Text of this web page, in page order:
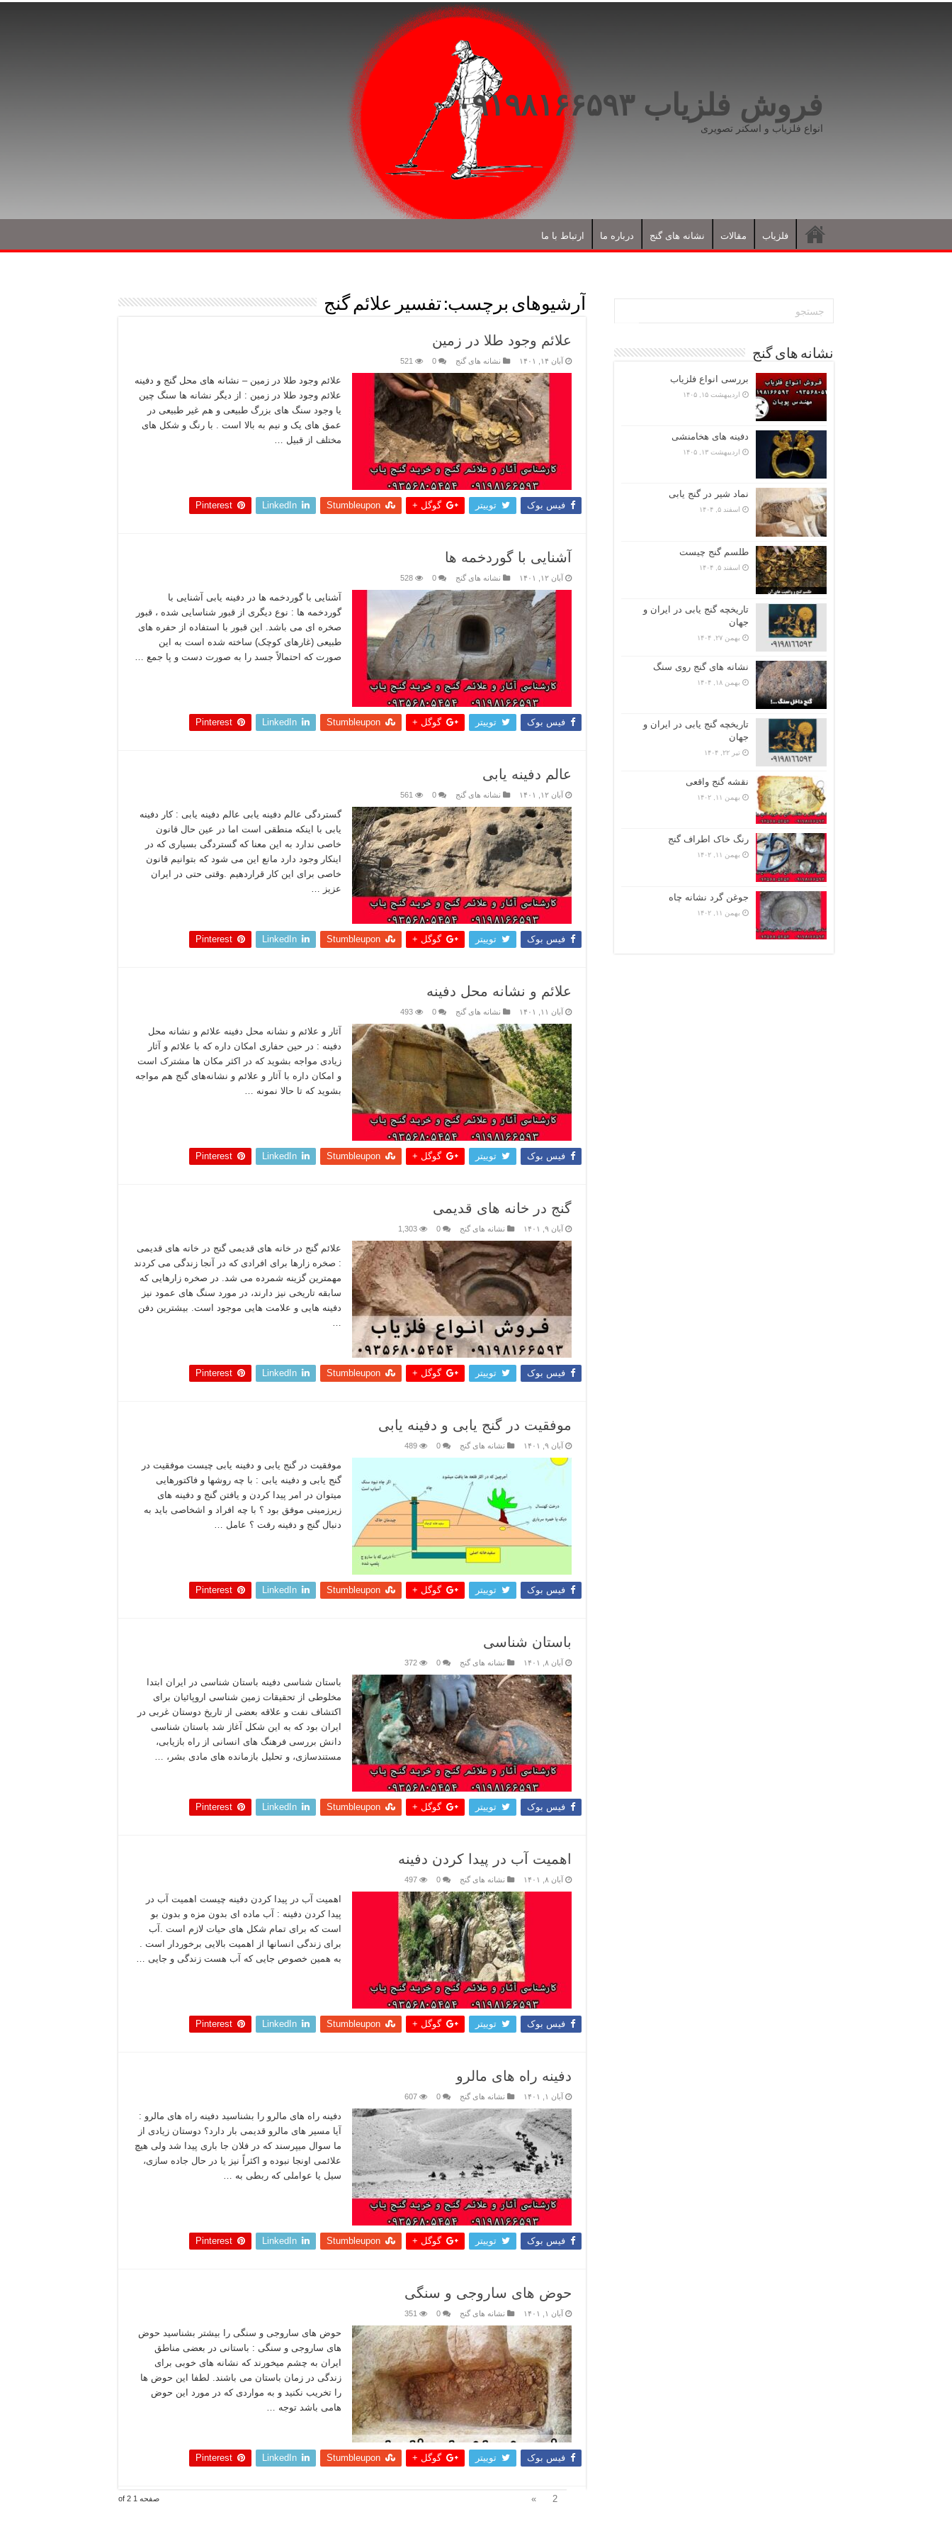
فروش فلزیاب ۰۹۱۹۸۱۶۶۵۹۳
انواع فلزیاب و اسکنر تصویری
فلزیاب مقالات نشانه های گنج درباره ما ارتباط با ما
آرشیوهای برچسب:تفسیر علائم گنج
علائم وجود طلا در زمین
آبان ۱۴, ۱۴۰۱ نشانه های گنج 0
521
علائم وجود طلا در زمین – نشانه های محل گنج و دفینه
علائم وجود طلا در زمین : از دیگر نشانه ها سنگ چین
یا وجود سنگ های بزرگ طبیعی و هم غیر طبیعی در
عمق های یک و نیم به بالا است . با رنگ و شکل های
مختلف از قبیل …
فیس بوک توییتر گوگل + Stumbleupon
LinkedIn
Pinterest
آشنایی با گوردخمه ها
آبان ۱۲, ۱۴۰۱ نشانه های گنج 0
528
آشنایی با گوردخمه ها در دفینه یابی آشنایی با
گوردخمه ها : نوع دیگری از قبور شناسایی شده ، قبور
صخره ای می باشد. این قبور با استفاده از حفره های
طبیعی (غارهای کوچک) ساخته شده است به این
صورت که احتمالاً جسد را به صورت دست و پا جمع …
فیس بوک توییتر گوگل + Stumbleupon
LinkedIn
Pinterest
عالم دفینه یابی
آبان ۱۲, ۱۴۰۱ نشانه های گنج 0
561
گستردگی عالم دفینه یابی عالم دفینه یابی : کار دفینه
یابی با اینکه منطقی است اما در عین حال قانون
خاصی ندارد به این معنا که گستردگی بسیاری که در
اینکار وجود دارد مانع این می شود که بتوانیم قانون
خاصی برای این کار قراردهیم .وقتی حتی در ایران
عزیز …
فیس بوک توییتر گوگل + Stumbleupon
LinkedIn
Pinterest
علائم و نشانه‌ محل دفینه
آبان ۱۱, ۱۴۰۱ نشانه های گنج 0
493
آثار و علائم و نشانه‌ محل دفینه علائم و نشانه‌ محل
دفینه : در حین حفاری امکان داره که با علائم و آثار
زیادی مواجه بشوید که در اکثر مکان ها مشترک است
و امکان داره با آثار و علائم و نشانه‌های گنج هم مواجه
بشوید که تا حالا نمونه …
فیس بوک توییتر گوگل + Stumbleupon
LinkedIn
Pinterest
گنج در خانه های قدیمی
آبان ۹, ۱۴۰۱ نشانه های گنج 0
1,303
علائم گنج در خانه های قدیمی گنج در خانه های قدیمی
: صخره زارها برای افرادی که در آنجا زندگی می کردند
مهمترین گزینه شمرده می شد. در صخره زارهایی که
سابقه تاریخی نیز دارند، در مورد سنگ های عمود نیز
دفینه هایی و علامت هایی موجود است. بیشترین دفن
…
فیس بوک توییتر گوگل + Stumbleupon
LinkedIn
Pinterest
موفقیت در گنج یابی و دفینه یابی
آبان ۹, ۱۴۰۱ نشانه های گنج 0
489
موفقیت در گنج یابی و دفینه یابی چیست موفقیت در
گنج یابی و دفینه یابی : با چه روشها و فاکتورهایی
میتوان در امر پیدا کردن و یافتن گنج و دفینه های
زیرزمینی موفق بود ؟ با چه افراد و اشخاصی باید به
دنبال گنج و دفینه رفت ؟ عامل …
فیس بوک توییتر گوگل + Stumbleupon
LinkedIn
Pinterest
باستان شناسی
آبان ۸, ۱۴۰۱ نشانه های گنج 0
372
باستان شناسی دفینه باستان شناسی در ایران ابتدا
مخلوطی از تحقیقات زمین شناسی اروپائیان برای
اکتشاف نفت و علاقه بعضی از تاریخ دوستان غربی در
ایران بود که به این شکل آغاز شد باستان شناسی
دانش بررسی فرهنگ های انسانی از راه بازیابی،
مستندسازی، و تحلیل بازمانده های مادی بشر، …
فیس بوک توییتر گوگل + Stumbleupon
LinkedIn
Pinterest
اهمیت آب در پیدا کردن دفینه
آبان ۸, ۱۴۰۱ نشانه های گنج 0
497
اهمیت آب در پیدا کردن دفینه چیست اهمیت آب در
پیدا کردن دفینه : آب ماده ای بدون مزه و بدون بو
است که برای تمام شکل های حیات لازم است .آب
برای زندگی انسانها از اهمیت بالایی برخوردار است .
به همین خصوص جایی که آب هست زندگی و جایی …
فیس بوک توییتر گوگل + Stumbleupon
LinkedIn
Pinterest
دفینه راه های مالرو
آبان ۱, ۱۴۰۱ نشانه های گنج 0
607
دفینه راه های مالرو را بشناسید دفینه راه های مالرو :
آیا مسیر های مالرو قدیمی بار دارد؟ دوستان زیادی از
ما سوال میپرسند که در فلان جا باری پیدا شد ولی هیچ
علائمی اونجا نبوده و اکثراً نیز یا در حال جاده سازی،
سیل یا عواملی که ربطی به …
فیس بوک توییتر گوگل + Stumbleupon
LinkedIn
Pinterest
حوض های ساروجی و سنگی
آبان ۱, ۱۴۰۱ نشانه های گنج 0
351
حوض های ساروجی و سنگی را بیشتر بشناسید حوض
های ساروجی و سنگی : باستانی در بعضی مناطق
ایران به چشم میخورند که نشانه های خوبی برای
زندگی در زمان باستان می باشند. لطفا این حوض ها
را تخریب نکنید و به مواردی که در مورد این حوض
هامی باشد توجه …
فیس بوک توییتر گوگل + Stumbleupon
LinkedIn
Pinterest
صفحه 1 of 2 2
»
نشانه های گنج
بررسی انواع فلزیاب
اردیبهشت ۱۵, ۱۴۰۵
دفینه های هخامنشی
اردیبهشت ۱۳, ۱۴۰۵
نماد شیر در گنج یابی
اسفند ۵, ۱۴۰۴
طلسم گنج چیست
اسفند ۵, ۱۴۰۴
تاریخچه گنج‌ یابی در ایران و
جهان
بهمن ۲۷, ۱۴۰۴
نشانه های گنج روی سنگ
بهمن ۱۸, ۱۴۰۴
تاریخچه گنج‌ یابی در ایران و
جهان
تیر ۲۲, ۱۴۰۴
نقشه گنج واقعی
بهمن ۱۱, ۱۴۰۲
رنگ خاک اطراف گنج
بهمن ۱۱, ۱۴۰۲
جوغن گرد نشانه چاه
بهمن ۱۱, ۱۴۰۲